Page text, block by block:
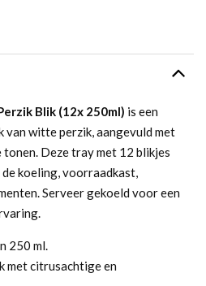
Blik (12x 250ml) is een
van witte perzik, aangevuld met
Deze tray met 12 blikjes
koeling, voorraadkast,
Serveer gekoeld voor een
250 ml.
met citrusachtige en